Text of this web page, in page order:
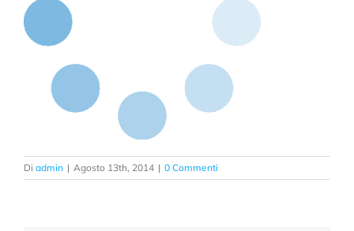
Di admin | Agosto 13th, 2014 | 0 Commenti